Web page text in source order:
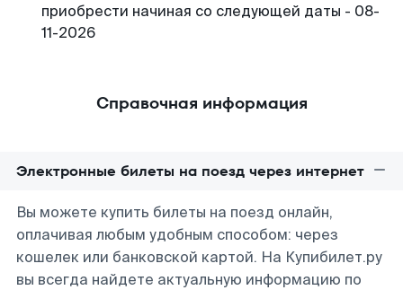
приобрести начиная со следующей даты - 08-
11-2026
Справочная информация
Электронные билеты на поезд через интернет
Вы можете купить билеты на поезд онлайн,
оплачивая любым удобным способом: через
кошелек или банковской картой. На Купибилет.ру
вы всегда найдете актуальную информацию по